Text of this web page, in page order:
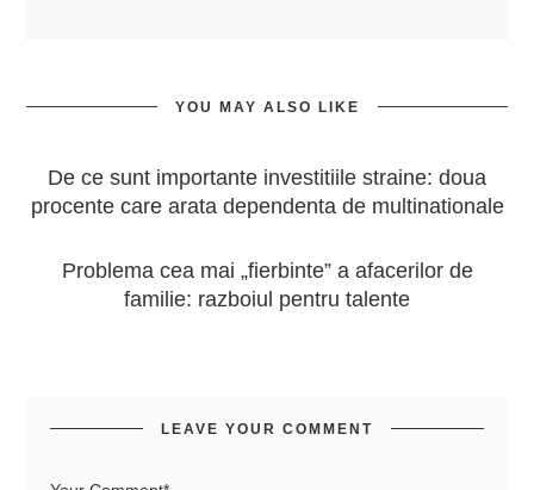
YOU MAY ALSO LIKE
De ce sunt importante investitiile straine: doua
procente care arata dependenta de multinationale
Problema cea mai „fierbinte” a afacerilor de
familie: razboiul pentru talente
LEAVE YOUR COMMENT